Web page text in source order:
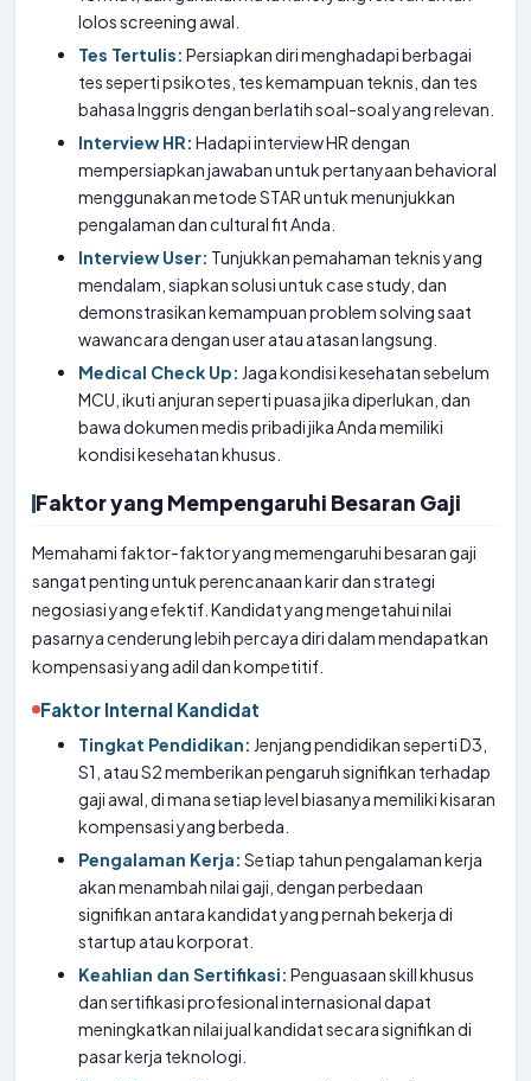
lolos screening awal.
Tes Tertulis: Persiapkan diri menghadapi berbagai
tes seperti psikotes, tes kemampuan teknis, dan tes
bahasa Inggris dengan berlatih soal-soal yang relevan.
Interview HR: Hadapi interview HR dengan
mempersiapkan jawaban untuk pertanyaan behavioral
menggunakan metode STAR untuk menunjukkan
pengalaman dan cultural fit Anda.
Interview User: Tunjukkan pemahaman teknis yang
mendalam, siapkan solusi untuk case study, dan
demonstrasikan kemampuan problem solving saat
wawancara dengan user atau atasan langsung.
Medical Check Up: Jaga kondisi kesehatan sebelum
MCU, ikuti anjuran seperti puasa jika diperlukan, dan
bawa dokumen medis pribadi jika Anda memiliki
kondisi kesehatan khusus.
Faktor yang Mempengaruhi Besaran Gaji
Memahami faktor-faktor yang memengaruhi besaran gaji
sangat penting untuk perencanaan karir dan strategi
negosiasi yang efektif. Kandidat yang mengetahui nilai
pasarnya cenderung lebih percaya diri dalam mendapatkan
kompensasi yang adil dan kompetitif.
Faktor Internal Kandidat
Tingkat Pendidikan: Jenjang pendidikan seperti D3,
S1, atau S2 memberikan pengaruh signifikan terhadap
gaji awal, di mana setiap level biasanya memiliki kisaran
kompensasi yang berbeda.
Pengalaman Kerja: Setiap tahun pengalaman kerja
akan menambah nilai gaji, dengan perbedaan
signifikan antara kandidat yang pernah bekerja di
startup atau korporat.
Keahlian dan Sertifikasi: Penguasaan skill khusus
dan sertifikasi profesional internasional dapat
meningkatkan nilai jual kandidat secara signifikan di
pasar kerja teknologi.